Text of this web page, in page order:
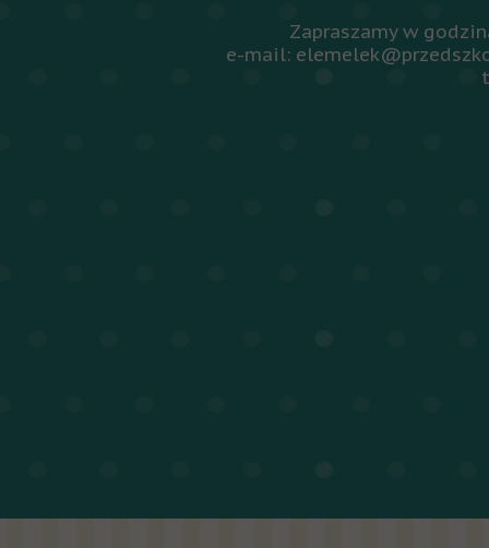
Zapraszamy w
e-mail: